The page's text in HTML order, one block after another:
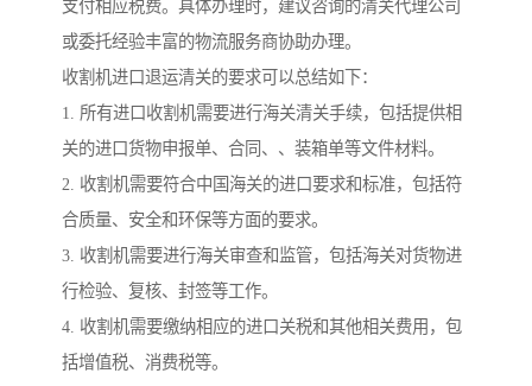
支付相应税费。具体办理时，建议咨询的清关代理公司
或委托经验丰富的物流服务商协助办理。
收割机进口退运清关的要求可以总结如下：
1. 所有进口收割机需要进行海关清关手续，包括提供相
关的进口货物申报单、合同、、装箱单等文件材料。
2. 收割机需要符合中国海关的进口要求和标准，包括符
合质量、安全和环保等方面的要求。
3. 收割机需要进行海关审查和监管，包括海关对货物进
行检验、复核、封签等工作。
4. 收割机需要缴纳相应的进口关税和其他相关费用，包
括增值税、消费税等。